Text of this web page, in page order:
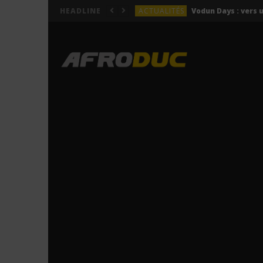
HEADLINE ACTUALITÉS
LYRICS Anitta – Azul (Lyrics &